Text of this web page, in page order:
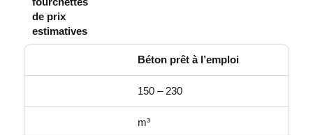
de prix
estimatives
Béton prêt à l’emploi
150 – 230
m³